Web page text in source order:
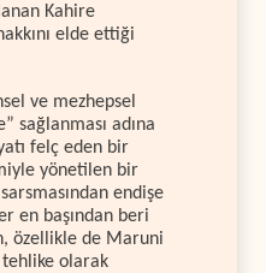
Kahire
elde ettiği
ve mezhepsel
sağlanması adına
felç eden bir
yönetilen bir
endişe
en başından beri
özellikle de Maruni
tehlike olarak